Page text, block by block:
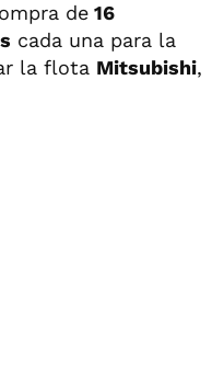
de 16
cada una para la
la flota Mitsubishi,